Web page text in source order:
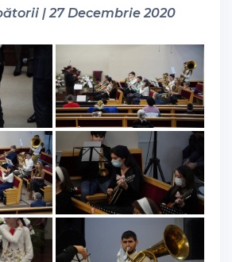
| 27 Decembrie 2020